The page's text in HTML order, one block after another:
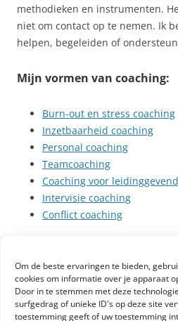
Om de beste ervaringen te bieden,
cookies om informatie over je apparaat
Door in te stemmen met deze
surfgedrag of unieke ID's op deze site
toestemming geeft of uw toestemming
methodieken en instrumenten.
niet om contact op te nemen. Ik
helpen, begeleiden of
Mijn vormen van coaching:
Burn-out en stress coaching
Inzetbaarheid coaching
Personal coaching
Teamcoaching
Coaching voor
Intervisie coaching
Conflict coaching
NIEUWS & BLOGS